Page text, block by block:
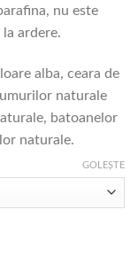
lei nu este
ardere.
alba, ceara de
naturale
batoanelor
naturale.
GOLEȘTE